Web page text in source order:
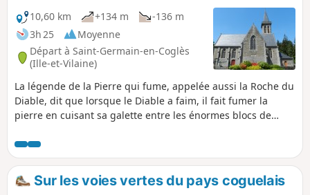
10,60 km
+134 m
-136 m
3h 25
Moyenne
Départ à Saint-Germain-en-Coglès
(Ille-et-Vilaine)
La légende de la Pierre qui fume, appelée aussi la Roche du
Diable, dit que lorsque le Diable a faim, il fait fumer la
pierre en cuisant sa galette entre les énormes blocs de
portera de lieux légendaires en sites sacrés. Ce serait bien
le diable si vous ne parveniez pas aux portes du Domaine
de la Foltière, le royaume des fleurs du Parc Floral de Haute-
Bretagne.Sur les voies vertes du pays coguelais